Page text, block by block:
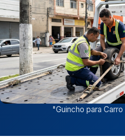
"Guincho para